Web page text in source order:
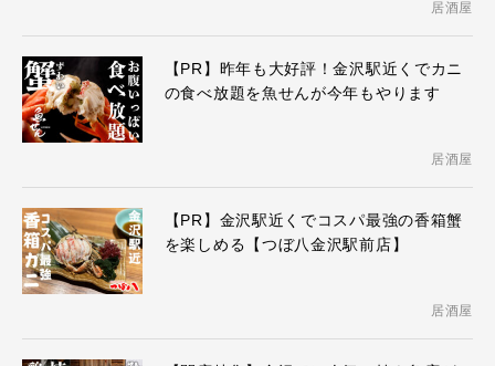
居酒屋
【PR】昨年も大好評！金沢駅近くでカニ
の食べ放題を魚せんが今年もやります
居酒屋
【PR】金沢駅近くでコスパ最強の香箱蟹
を楽しめる【つぼ八金沢駅前店】
居酒屋